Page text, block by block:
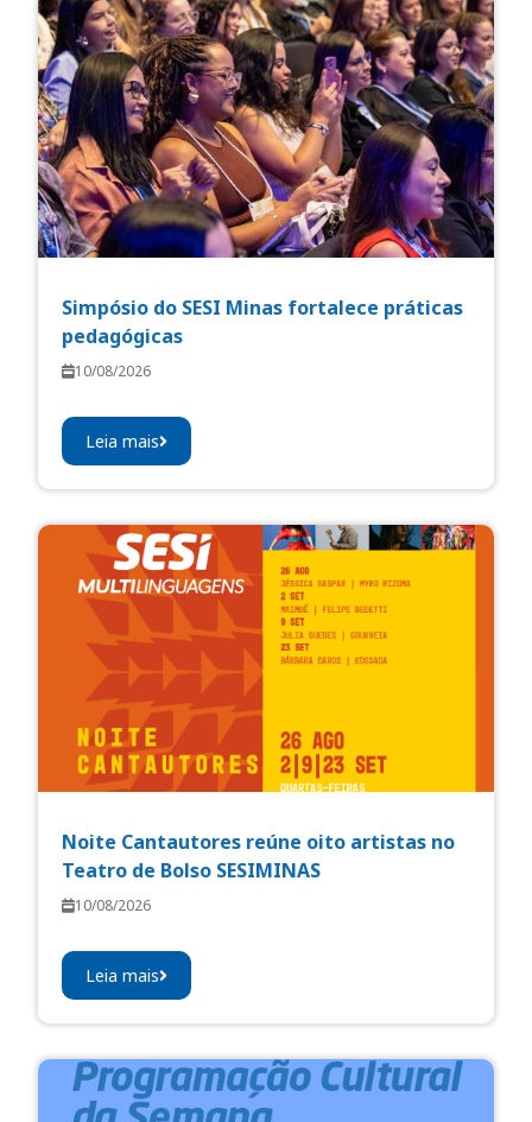
Simpósio do SESI Minas fortalece práticas
pedagógicas
10/08/2026
Leia mais
Noite Cantautores reúne oito artistas no
Teatro de Bolso SESIMINAS
10/08/2026
Leia mais